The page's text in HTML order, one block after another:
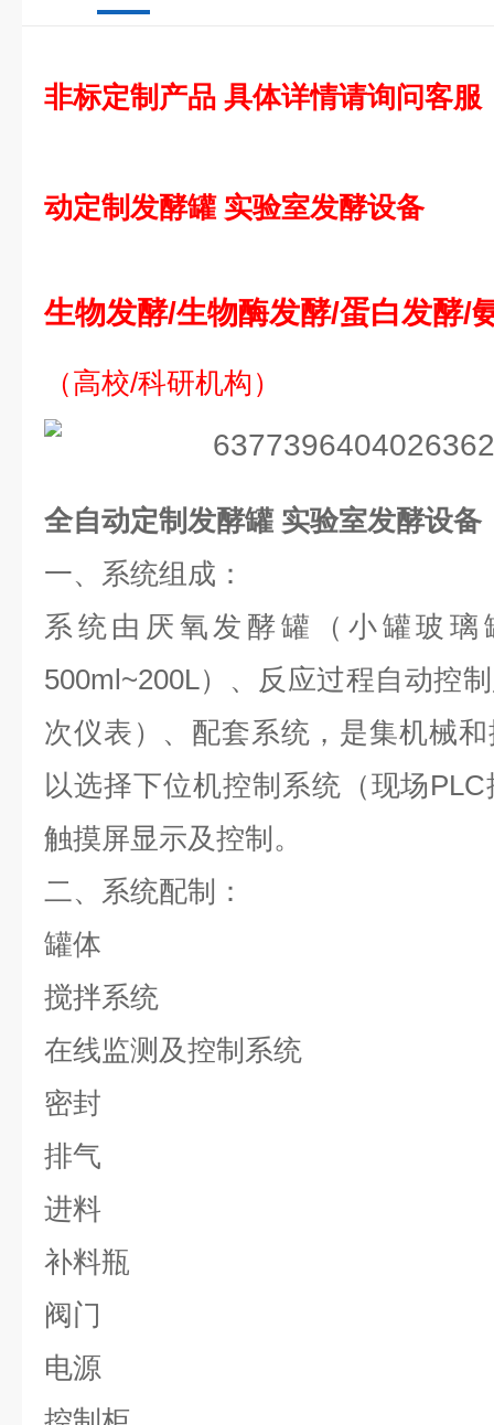
非标定制产品 具体详情请询问客服
动定制发酵罐 实验室发酵设备
生物发酵/生物酶发酵/蛋白发酵/
（高校/科研机构）
全自动定制发酵罐 实验室发酵设备
一、系统组成：
系统由厌氧发酵罐（小罐玻
500ml~200L）、反应过程自动控
次仪表）、配套系统，是集机械
以选择下位机控制系统（现场
触摸屏显示及控制。
二、系统配制：
罐体
搅拌系统
在线监测及控制系统
密封
排气
进料
补料瓶
阀门
电源